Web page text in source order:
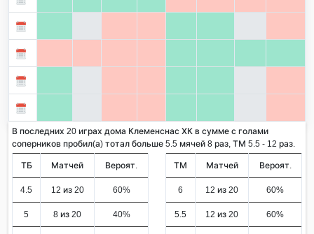
В последних 20 играх дома Клеменснас ХК в сумме с голами
соперников пробил(а) тотал больше 5.5 мячей 8 раз, ТМ 5.5 - 12 раз.
ТБ Матчей Вероят.
4.5 12 из 20 60%
5 8 из 20 40%
ТМ Матчей Вероят.
6 12 из 20 60%
5.5 12 из 20 60%